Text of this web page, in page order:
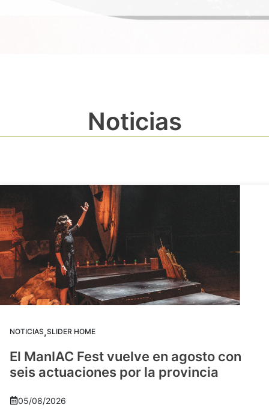
Noticias
NOTICIAS,SLIDER HOME
El ManIAC Fest vuelve en agosto con
seis actuaciones por la provincia
05/08/2026